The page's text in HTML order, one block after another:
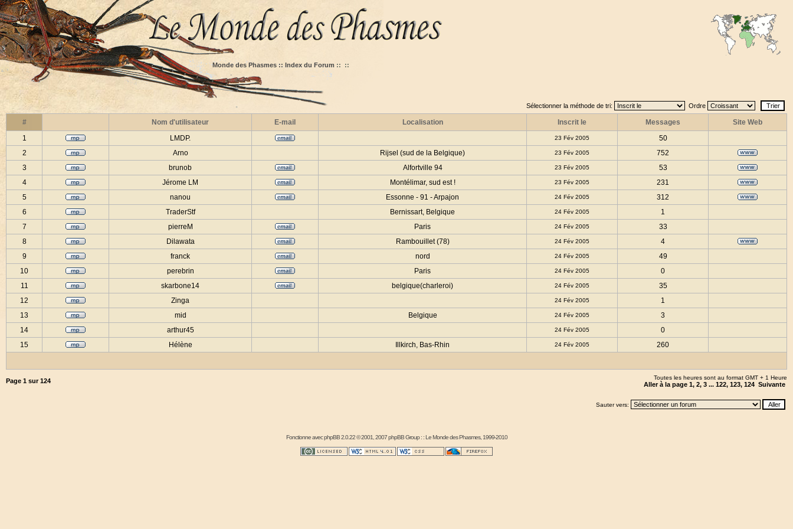
Monde des Phasmes :: Index du Forum :: ::
Sélectionner la méthode de tri: Ordre
# Nom d'utilisateur E-mail Localisation Inscrit le Messages
Site Web
1
LMDP. 23 Fév 2005
50
2
Arno Rijsel (sud de la Belgique) 23 Fév 2005
752
3
brunob Alfortville 94 23 Fév 2005
53
4
Jérome LM Montélimar, sud est ! 23 Fév 2005
231
5
nanou Essonne - 91 - Arpajon 24 Fév 2005
312
6
TraderStf Bernissart, Belgique 24 Fév 2005
1
7
pierreM Paris 24 Fév 2005
33
8
Dilawata Rambouillet (78) 24 Fév 2005
4
9
franck nord 24 Fév 2005
49
10
perebrin Paris 24 Fév 2005
0
11
skarbone14 belgique(charleroi) 24 Fév 2005
35
12
Zinga 24 Fév 2005
1
13
mid Belgique 24 Fév 2005
3
14
arthur45 24 Fév 2005
0
15
Hélène Illkirch, Bas-Rhin 24 Fév 2005 260
Page 1 sur124 Toutes les heures sont au format GMT + 1 Heure
Aller à la page 1, 2, 3 ... 122, 123, 124 Suivante
Sauter vers:
Fonctionne avecphpBB2.0.22 © 2001, 2007 phpBB Group : :Le Monde des Phasmes, 1999-2010